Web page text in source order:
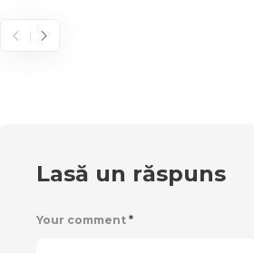
Lasă un răspuns
Your comment *